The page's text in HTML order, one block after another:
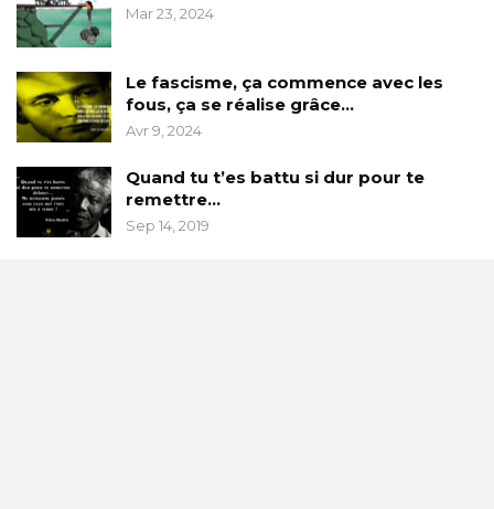
Mar 23, 2024
Le fascisme, ça commence avec les
fous, ça se réalise grâce…
Avr 9, 2024
Quand tu t’es battu si dur pour te
remettre…
Sep 14, 2019